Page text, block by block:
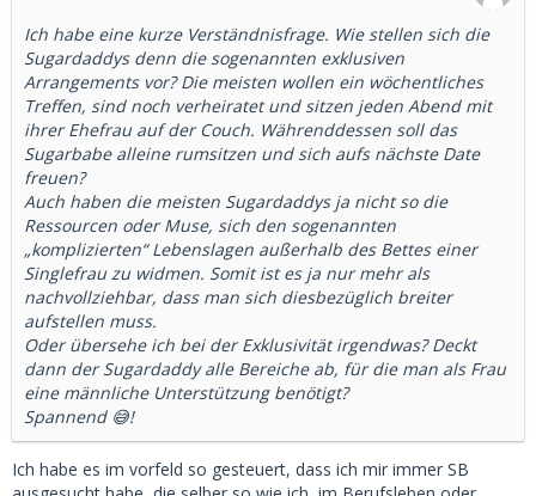
Ich habe eine kurze Verständnisfrage. Wie stellen sich die
Sugardaddys denn die sogenannten exklusiven
Arrangements vor? Die meisten wollen ein wöchentliches
Treffen, sind noch verheiratet und sitzen jeden Abend mit
ihrer Ehefrau auf der Couch. Währenddessen soll das
Sugarbabe alleine rumsitzen und sich aufs nächste Date
freuen?
Auch haben die meisten Sugardaddys ja nicht so die
Ressourcen oder Muse, sich den sogenannten
„komplizierten“ Lebenslagen außerhalb des Bettes einer
Singlefrau zu widmen. Somit ist es ja nur mehr als
nachvollziehbar, dass man sich diesbezüglich breiter
aufstellen muss.
Oder übersehe ich bei der Exklusivität irgendwas? Deckt
dann der Sugardaddy alle Bereiche ab, für die man als Frau
eine männliche Unterstützung benötigt?
Spannend 😅!
Ich habe es im vorfeld so gesteuert, dass ich mir immer SB